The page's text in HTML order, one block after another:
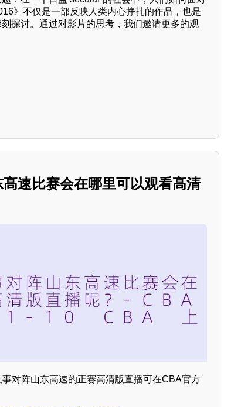
》不仅是一部反映人类内心挣扎的作品，也是
探讨。通过对影片的思考，我们邀请更多的观
速比赛会在哪里可以观看高清
对阵山东高速的正赛高清版直播可在CBA官方